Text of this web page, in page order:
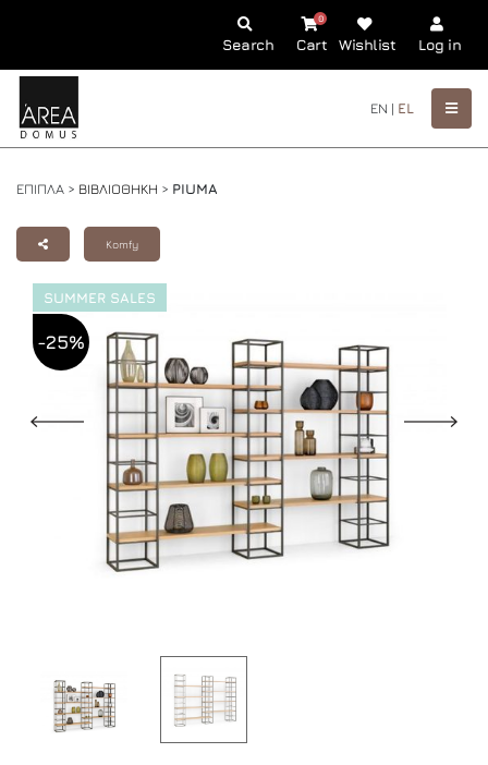
Search Cart
0
Wishlist Log in
EN | EL
ΕΠΙΠΛΑ > ΒΙΒΛΙΟΘΗΚΗ > PIUMA
Komfy
SUMMER SALES
-25%